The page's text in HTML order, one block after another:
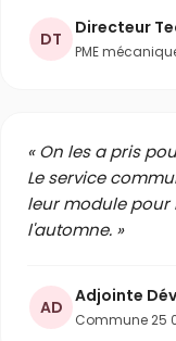
DT
Directeur
PME
« On les a pris
Le service
leur module
l'automne. »
AD
Adjointe
Commune 25